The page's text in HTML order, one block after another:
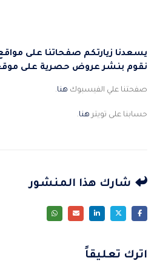
يسعدنا زيارتكم صفحاتنا على
نقوم بنشر عروض حصرية على
صفحتنا علي الفيسبوك هنا.
حسابنا على تويتر هنا.
شارك هذا المنشور
اترك تعليقاً